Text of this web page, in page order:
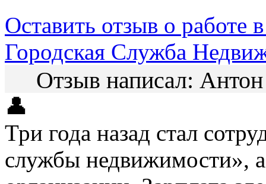
Оставить отзыв о
Городская Служба
Отзыв написал:
👤
Три года назад стал
службы недвижимости»,